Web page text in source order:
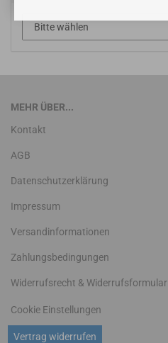
MEHR ÜBER...
Kontakt
AGB
Datenschutzerklärung
Impressum
Versandinformationen
Zahlungsbedingungen
Widerrufsrecht & Widerrufsformular
Vertrag widerrufen
Cookie Einstellungen